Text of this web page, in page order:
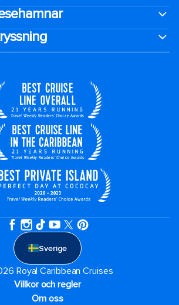
Sverige
Royal Caribbean Cruises
Villkor och regler
Om oss